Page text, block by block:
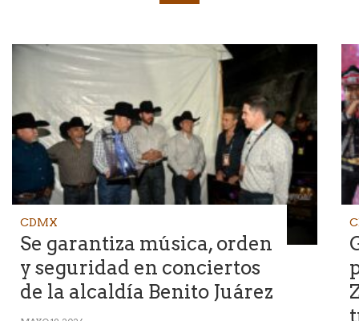
CDMX
Se garantiza música, orden
y seguridad en conciertos
de la alcaldía Benito Juárez